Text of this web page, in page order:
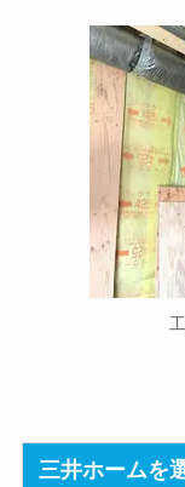
三井ホームを